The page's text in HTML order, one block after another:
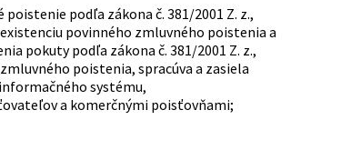
podľa zákona č. 381/2001 Z. z.,
povinného zmluvného poistenia a
pokuty podľa zákona č. 381/2001 Z. z.,
poistenia, spracúva a zasiela
systému,
a komerčnými poisťovňami;